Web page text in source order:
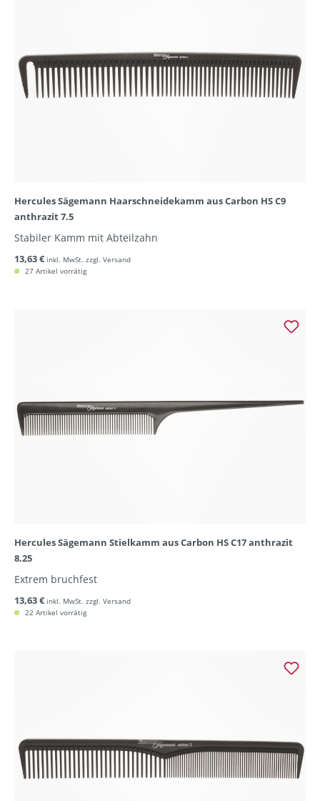
Hercules Sägemann Haarschneidekamm aus Carbon HS C9
anthrazit 7.5
Stabiler Kamm mit Abteilzahn
13,63 € inkl. MwSt. zzgl. Versand
27 Artikel vorrätig
Hercules Sägemann Stielkamm aus Carbon HS C17 anthrazit
8.25
Extrem bruchfest
13,63 € inkl. MwSt. zzgl. Versand
22 Artikel vorrätig